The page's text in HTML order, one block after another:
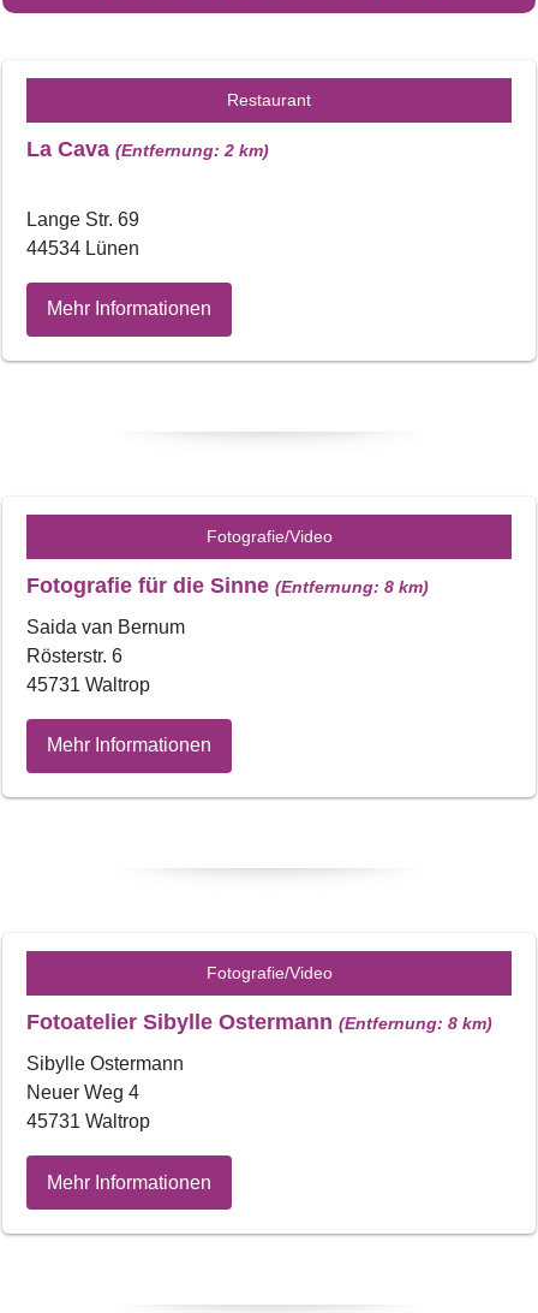
Restaurant
La Cava (Entfernung: 2 km)
Lange Str. 69
44534 Lünen
Mehr Informationen
Fotografie/Video
Fotografie für die Sinne (Entfernung: 8 km)
Saida van Bernum
Rösterstr. 6
45731 Waltrop
Mehr Informationen
Fotografie/Video
Fotoatelier Sibylle Ostermann (Entfernung: 8 km)
Sibylle Ostermann
Neuer Weg 4
45731 Waltrop
Mehr Informationen